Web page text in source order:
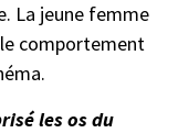
La jeune femme
le comportement
les os du